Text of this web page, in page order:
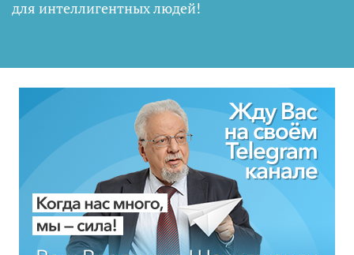
для интеллигентных людей!